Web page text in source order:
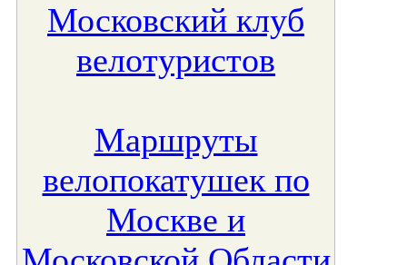
Московский клуб
велотуристов
Маршруты
велопокатушек по
Москве и